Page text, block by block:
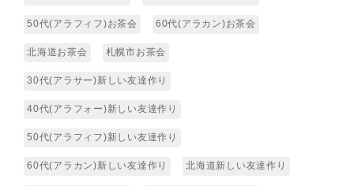
50代(アラフィフ)お茶会 60代(アラカン)お茶会
北海道お茶会 札幌市お茶会
30代(アラサー)新しい友達作り
40代(アラフォー)新しい友達作り
50代(アラフィフ)新しい友達作り
60代(アラカン)新しい友達作り 北海道新しい友達作り